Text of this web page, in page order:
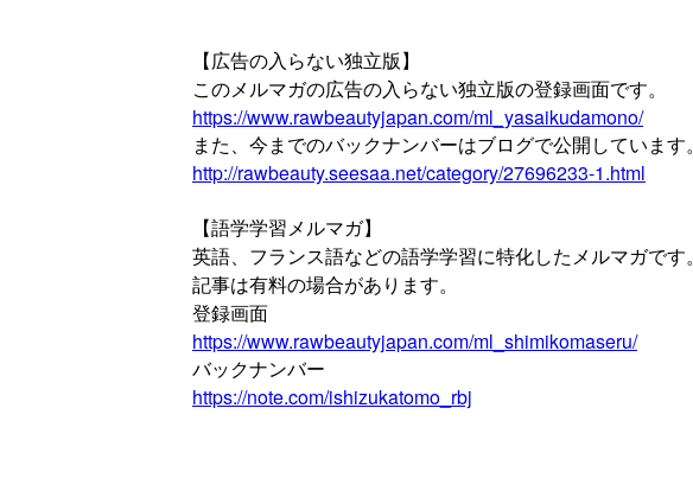
【広告の入らない独立版】
このメルマガの広告の入らない独立版の登録画面です。
https://www.rawbeautyjapan.com/ml_yasaikudamono/
また、今までのバックナンバーはブログで公開しています。
http://rawbeauty.seesaa.net/category/27696233-1.html
【語学学習メルマガ】
英語、フランス語などの語学学習に特化したメルマガです。
記事は有料の場合があります。
登録画面
https://www.rawbeautyjapan.com/ml_shimikomaseru/
バックナンバー
https://note.com/ishizukatomo_rbj